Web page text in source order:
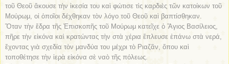
τοῦ Θεοῦ ἄκουσε τὴν ἱκεσία του καὶ φώτισε τὶς καρδιὲς τῶν κατοίκων τοῦ
Μούρωμ, οἱ ὁποῖοι δέχθηκαν τὸν λόγο τοῦ Θεοῦ καὶ βαπτίσθηκαν.
Ὅταν τὴν ἕδρα τῆς Ἐπισκοπῆς τοῦ Μούρωμ κατεῖχε ὁ Ἅγιος Βασίλειος,
πῆρε τὴν εἰκόνα καὶ κρατώντας τὴν στὰ χέρια ἔπλευσε ἐπάνω στὰ νερά,
ἔχοντας γιὰ σχεδία τὸν μανδύα του μέχρι τὸ Ριαζᾶν, ὅπου καὶ
τοποθέτησε τὴν ἱερὰ εἰκόνα σὲ ναὸ τῆς πόλεως.